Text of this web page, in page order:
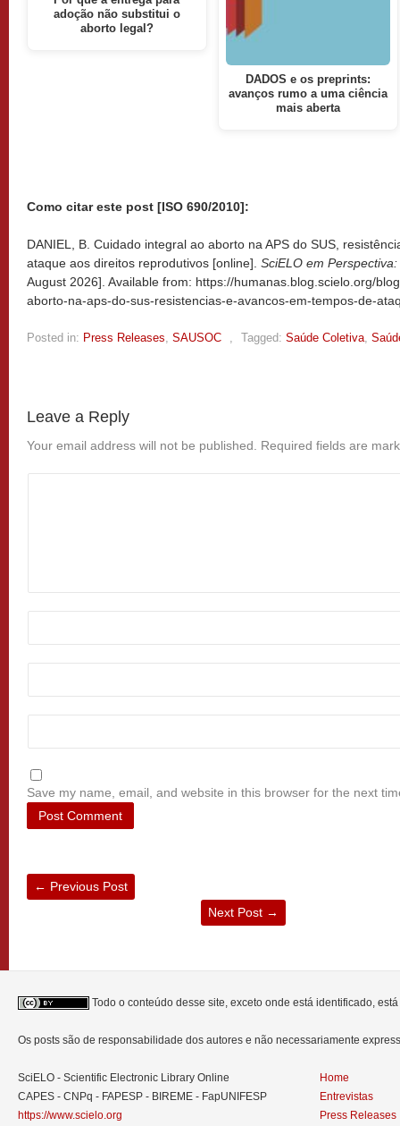
adoção não substitui o
aborto legal?
DADOS e os preprints:
avanços rumo a uma ciência
mais aberta
Como citar este post [ISO 690/2010]:
DANIEL, B. Cuidado integral ao aborto na APS do SUS,
ataque aos direitos reprodutivos [online]. SciELO em
August 2026]. Available from: https://humanas.blog.scielo.org/
aborto-na-aps-do-sus-resistencias-e-avancos-em-tempos-de-
Posted in: Press Releases SAUSOC Tagged: Saúde Coletiva
Leave a Reply
Your email address will not be published. Required fields are
Save my name, email, and website in this browser for the next
← Previous Post
Next Post →
Todo o conteúdo desse site, exceto onde está identificado,
Os posts são de responsabilidade dos autores e não necessariamente
SciELO - Scientific Electronic Library Online
CAPES - CNPq - FAPESP - BIREME - FapUNIFESP
https://www.scielo.org
Home
Entrevistas
Press Releases